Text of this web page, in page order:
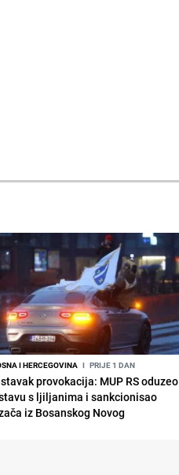
I HERCEGOVINA I PRIJE 1 DAN
provokacija: MUP RS oduzeo
s ljiljanima i sankcionisao
iz Bosanskog Novog